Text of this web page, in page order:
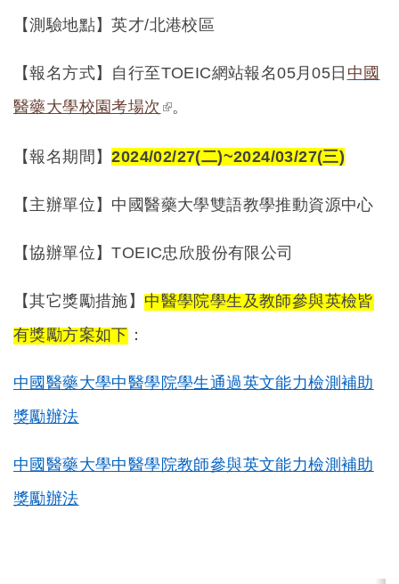
【測驗地點】英才/北港校區
【報名方式】自行至TOEIC網站報名05月05日 中國
醫藥大學校園考場次 (link is external)
。
【報名期間】2024/02/27(二)~2024/03/27(三)
【主辦單位】中國醫藥大學雙語教學推動資源中心
【協辦單位】TOEIC忠欣股份有限公司
【其它獎勵措施】 中醫學院學生及教師參與英檢皆
有獎勵方案如下 ：
中國醫藥大學中醫學院學生通過英文能力檢測補助
獎勵辦法
中國醫藥大學中醫學院教師參與英文能力檢測補助
獎勵辦法